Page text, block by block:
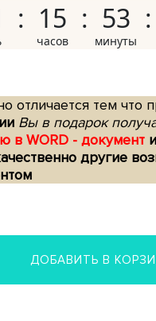
15 53
отличается тем что
Вы в подарок
в WORD - документ
другие
ДОБАВИТЬ В